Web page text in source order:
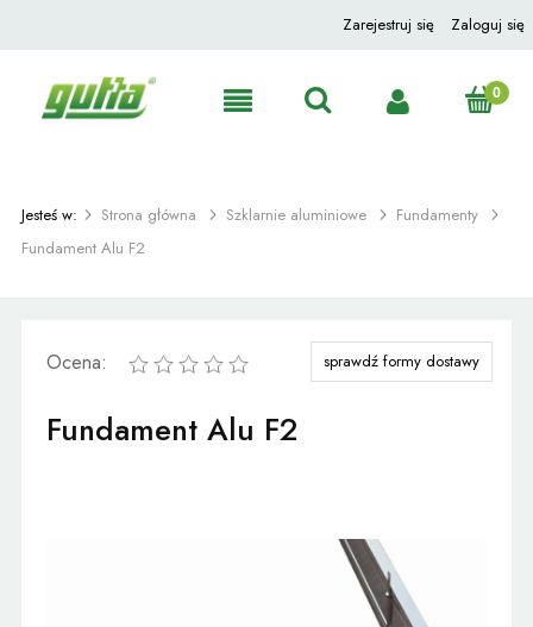
Zarejestruj się Zaloguj się
Jesteś w: Strona główna Szklarnie aluminiowe
Fundamenty
Fundament Alu F2
Fundament Alu F2
sprawdź formy dostawy
Ocena: